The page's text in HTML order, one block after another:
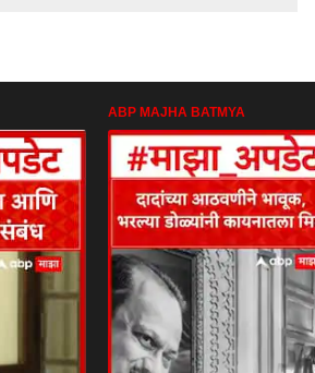
ABP MAJHA BATMYA